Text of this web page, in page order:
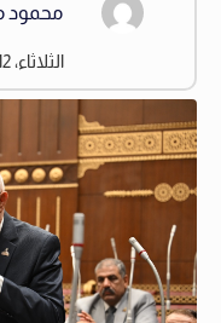
محمود
الثلاثاء، 12 مايو 2026 12:35 مساءً